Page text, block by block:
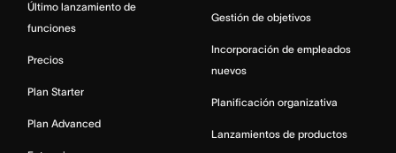
Último lanzamiento de
funciones
Precios
Plan Starter
Plan Advanced
Gestión de objetivos
Incorporación de empleados
nuevos
Planificación organizativa
Lanzamientos de productos